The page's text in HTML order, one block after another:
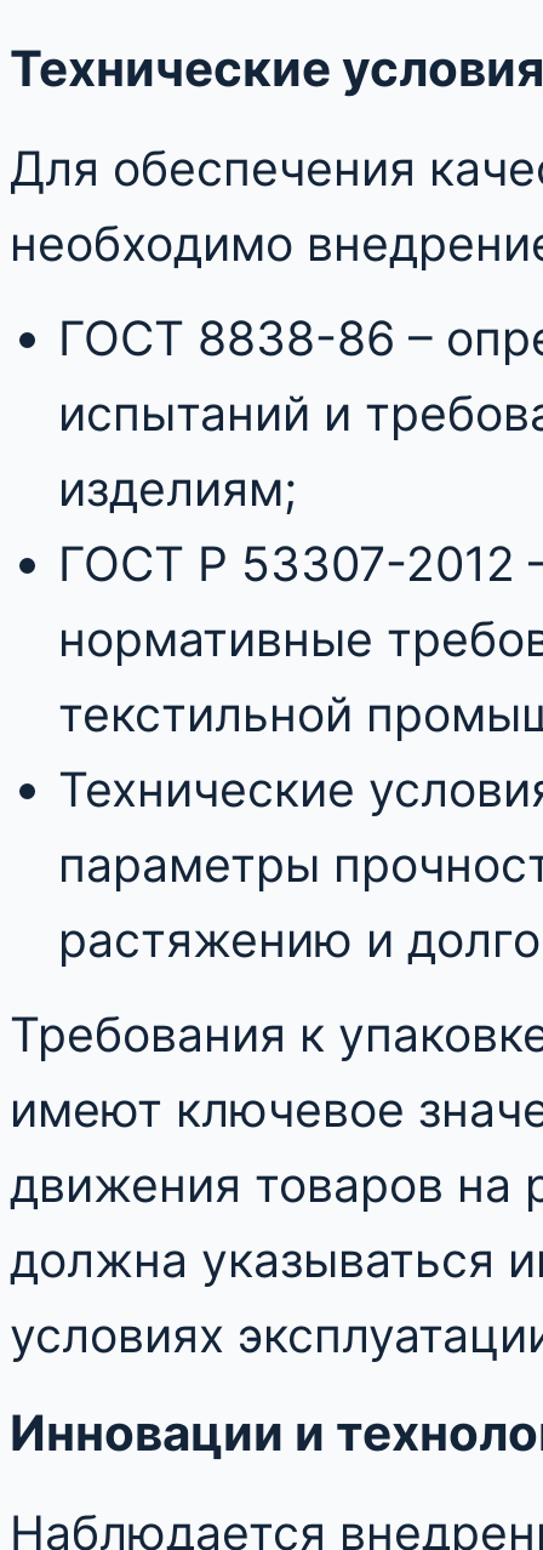
Технические
Для обеспечения
необходимо
ГОСТ 8838-86 –
испытаний и
изделиям;
ГОСТ Р 53307-2012
нормативные
текстильной
Технические
параметры
растяжению и
Требования к
имеют ключевое
движения товаров на
должна указываться
условиях
Инновации и
Наблюдается